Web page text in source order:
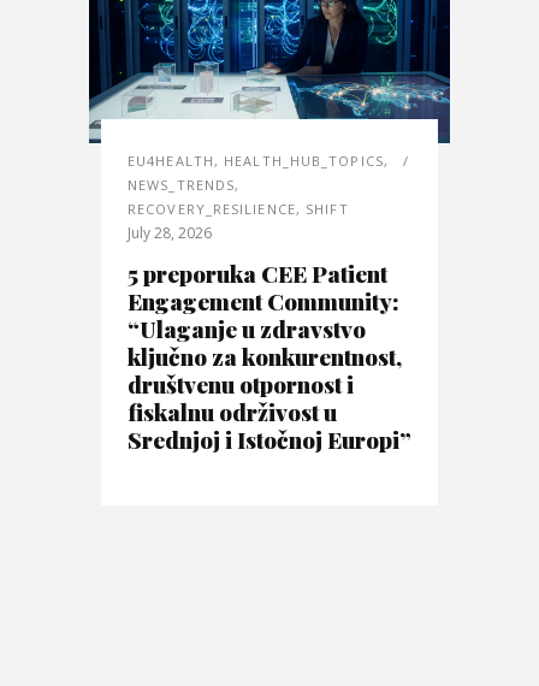
EU4HEALTH, HEALTH_HUB_TOPICS,
NEWS_TRENDS,
RECOVERY_RESILIENCE, SHIFT
July 28, 2026
5 preporuka CEE Patient
Engagement Community:
“Ulaganje u zdravstvo
ključno za konkurentnost,
društvenu otpornost i
fiskalnu održivost u
Srednjoj i Istočnoj Europi”